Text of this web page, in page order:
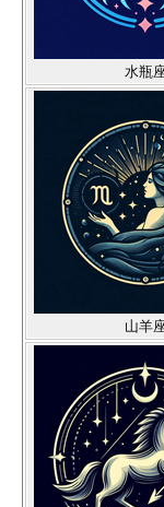
水瓶
山羊